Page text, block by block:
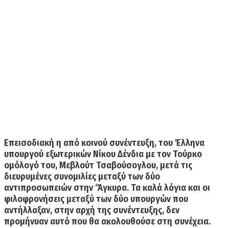
Επεισοδιακή η από κοινού συνέντευξη, του Έλληνα
υπουργού εξωτερικών Νίκου Δένδια με τον Τούρκο
ομόλογό του, Μεβλούτ Τσαβούσογλου, μετά τις
διευρυμένες συνομιλίες μεταξύ των δύο
αντιπροσωπειών στην ‘Άγκυρα. Τα καλά λόγια και οι
φιλοφρονήσεις μεταξύ των δύο υπουργών που
αντήλλαξαν, στην αρχή της συνέντευξης, δεν
προμήνυαν αυτό που θα ακολουθούσε στη συνέχεια.